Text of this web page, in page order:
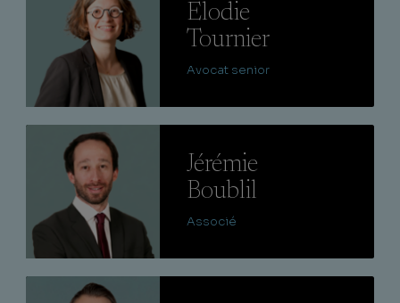
Elodie
Tournier
Avocat senior
Jérémie
Boublil
Associé